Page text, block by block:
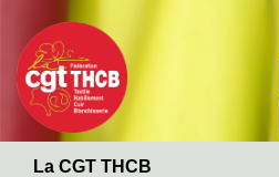
contenu
principal
La CGT THCB